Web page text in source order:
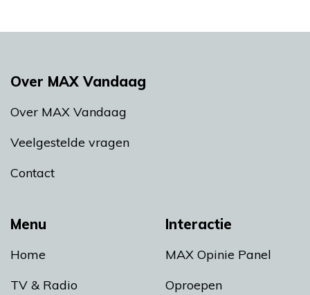
Menu
Home
TV & Radio
Interactie
MAX Opinie Panel
Oproepen
Over MAX Vandaag
Over MAX Vandaag
Veelgestelde vragen
Contact